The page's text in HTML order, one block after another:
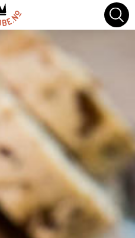
Krabbefakta